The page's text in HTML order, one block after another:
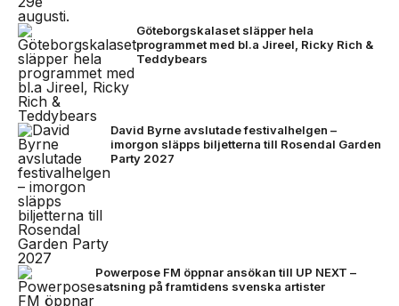
Göteborgskalaset släpper hela
programmet med bl.a Jireel, Ricky Rich &
Teddybears
David Byrne avslutade festivalhelgen –
imorgon släpps biljetterna till Rosendal Garden
Party 2027
Powerpose FM öppnar ansökan till UP NEXT –
satsning på framtidens svenska artister